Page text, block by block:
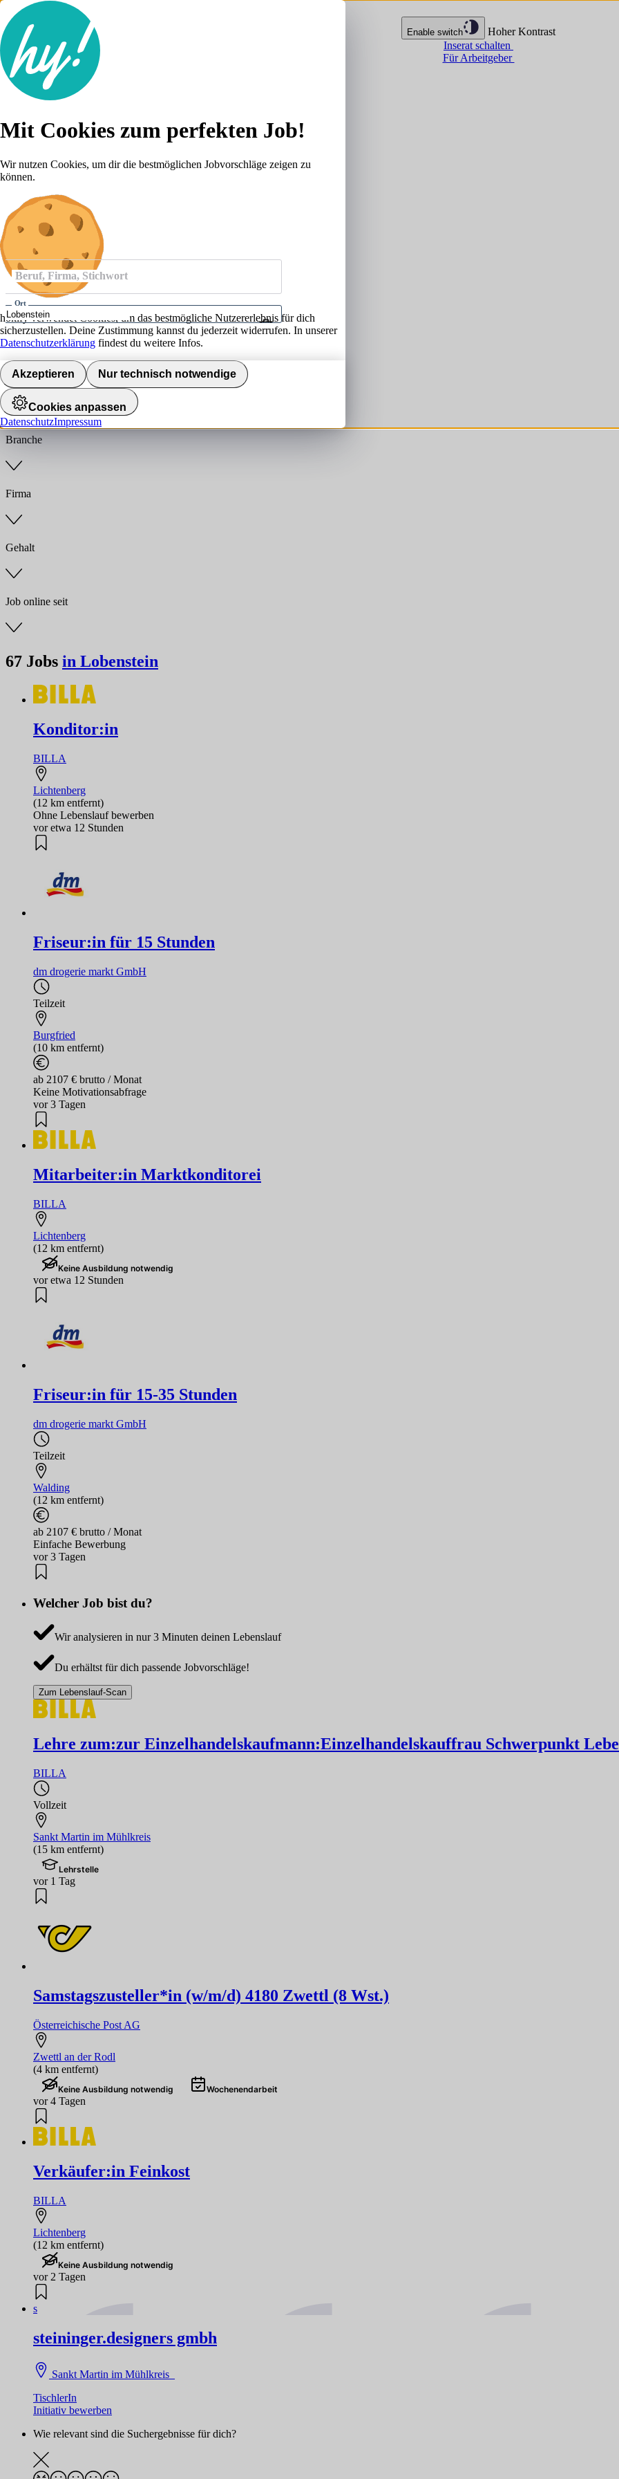
Enable switch
Hoher Kontrast
Inserat schalten
Für Arbeitgeber
Lebenslauf
Karriere-Tipps
Anmelden
Beruf, Firma, Stichwort
Ort
Umkreis
Jobs finden
Anstellungsart
Branche
Firma
Gehalt
Job online seit
67 Jobs in Lobenstein
Konditor:in
BILLA
Lichtenberg
(12 km entfernt)
Ohne Lebenslauf bewerben
vor etwa 12 Stunden
Friseur:in für 15 Stunden
dm drogerie markt GmbH
Teilzeit
Burgfried
(10 km entfernt)
ab 2107 € brutto / Monat
Keine Motivationsabfrage
vor 3 Tagen
Mitarbeiter:in Marktkonditorei
BILLA
Lichtenberg
(12 km entfernt)
Keine Ausbildung notwendig
vor etwa 12 Stunden
Friseur:in für 15-35 Stunden
dm drogerie markt GmbH
Teilzeit
Walding
(12 km entfernt)
ab 2107 € brutto / Monat
Einfache Bewerbung
vor 3 Tagen
Welcher Job bist du?
Wir analysieren in nur 3 Minuten deinen Lebenslauf
Du erhältst für dich passende Jobvorschläge!
Zum Lebenslauf-Scan
Lehre zum:zur Einzelhandelskaufmann:Einzelhandelskauffrau Schwerpunkt
BILLA
Vollzeit
Sankt Martin im Mühlkreis
(15 km entfernt)
Lehrstelle
vor 1 Tag
Samstagszusteller*in (w/m/d) 4180 Zwettl (8 Wst.)
Österreichische Post AG
Zwettl an der Rodl
(4 km entfernt)
Keine Ausbildung notwendig Wochenendarbeit
vor 4 Tagen
Verkäufer:in Feinkost
BILLA
Lichtenberg
(12 km entfernt)
Keine Ausbildung notwendig
vor 2 Tagen
s
steininger.designers gmbh
Sankt Martin im Mühlkreis
TischlerIn
Initiativ bewerben
Wie relevant sind die Suchergebnisse für dich?
Mit Cookies zum perfekten Job!
Wir nutzen Cookies, um dir die bestmöglichen Jobvorschläge zeigen zu
können.
hokify verwendet Cookies, um das bestmögliche Nutzererlebnis für dich
sicherzustellen. Deine Zustimmung kannst du jederzeit widerrufen. In unserer
Datenschutzerklärung findest du weitere Infos.
Akzeptieren Nur technisch notwendige
Cookies anpassen
DatenschutzImpressum